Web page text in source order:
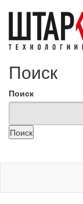
Поиск
Поиск